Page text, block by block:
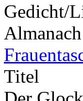
Gedicht/
Almanach
Titel